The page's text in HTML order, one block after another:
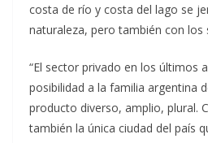
costa de río y costa del lago se
naturaleza, pero también con los
“El sector privado en los últimos
posibilidad a la familia argentina
producto diverso, amplio, plural.
también la única ciudad del país